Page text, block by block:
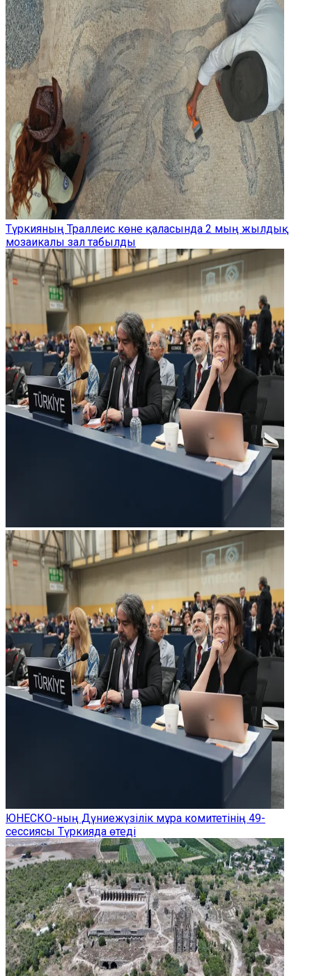
Түркияның Траллеис көне қаласында 2 мың жылдық
мозаикалы зал табылды
ЮНЕСКО-ның Дүниежүзілік мұра комитетінің 49-
сессиясы Түркияда өтеді